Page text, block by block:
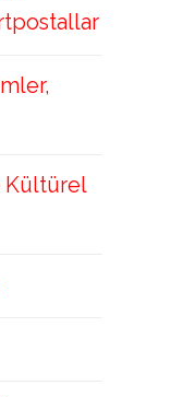
Kültürel